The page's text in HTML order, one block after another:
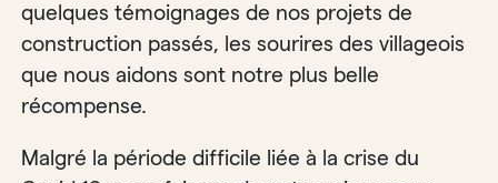
quelques témoignages de nos projets de
construction passés, les sourires des villageois
que nous aidons sont notre plus belle
récompense.
Malgré la période difficile liée à la crise du